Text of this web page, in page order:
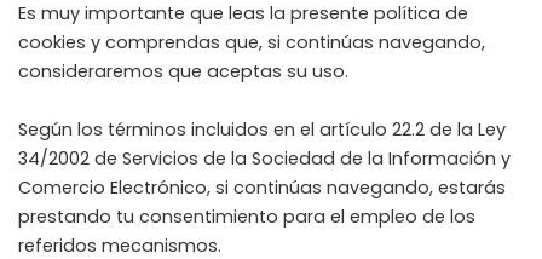
Es muy importante que leas la presente política de
cookies y comprendas que, si continúas navegando,
consideraremos que aceptas su uso.
Según los términos incluidos en el artículo 22.2 de la Ley
34/2002 de Servicios de la Sociedad de la Información y
Comercio Electrónico, si continúas navegando, estarás
prestando tu consentimiento para el empleo de los
referidos mecanismos.